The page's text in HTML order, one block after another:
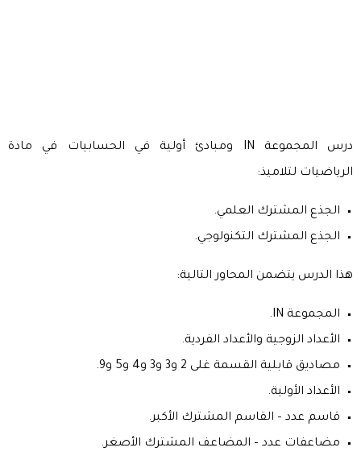
درس المجموعة IN ومبادئ أولية في الحسابيات في مادة
الرياضيات لتلاميذ:
الجذع المشترك العلمي.
الجذع المشترك التكنولوجي.
هذا الدرس يتضمن المحاور التالية:
المجموعة IN.
الأعداد الزوجية والأعداد الفردية.
مصاديق قابلية القسمة غلى 2 و3 و3 و4 و5 و9.
الأعداد الأولية.
قاسم عدد – القاسم المشترك الأكبر.
مضاعفات عدد – المضاعف المشترك الأصغر.